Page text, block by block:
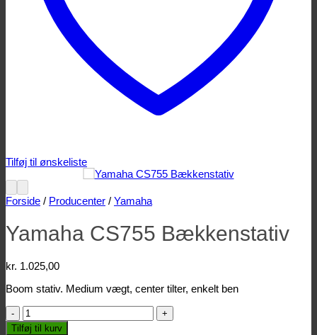
Tilføj til ønskeliste
Forside / Producenter / Yamaha
Yamaha CS755 Bækkenstativ
kr. 1.025,00
Boom stativ. Medium vægt, center tilter, enkelt ben
Yamaha
CS755
Tilføj til kurv